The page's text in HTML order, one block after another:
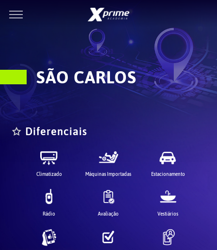
SÃO CARLOS
Diferenciais
Climatizado Máquinas Importadas Estacionamento
Rádio Avaliação Vestiários